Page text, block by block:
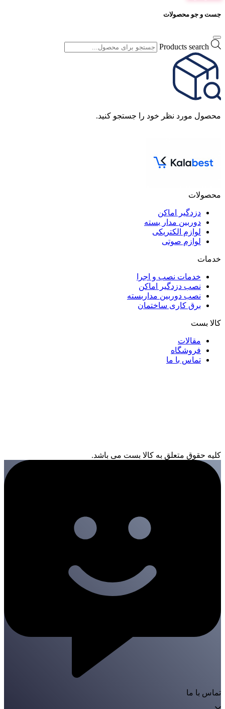
جست و جو محصولات
Products search
محصول مورد نظر خود را جستجو کنید.
محصولات
دزدگیر اماکن
دوربین مدار بسته
لوازم الکتریکی
لوازم صوتی
خدمات
خدمات نصب و اجرا
نصب دزدگیر اماکن
نصب دوربین مداربسته
برق کاری ساختمان
کالا بست
مقالات
فروشگاه
تماس با ما
کلیه حقوق متعلق به کالا بست می باشد.
تماس با ما